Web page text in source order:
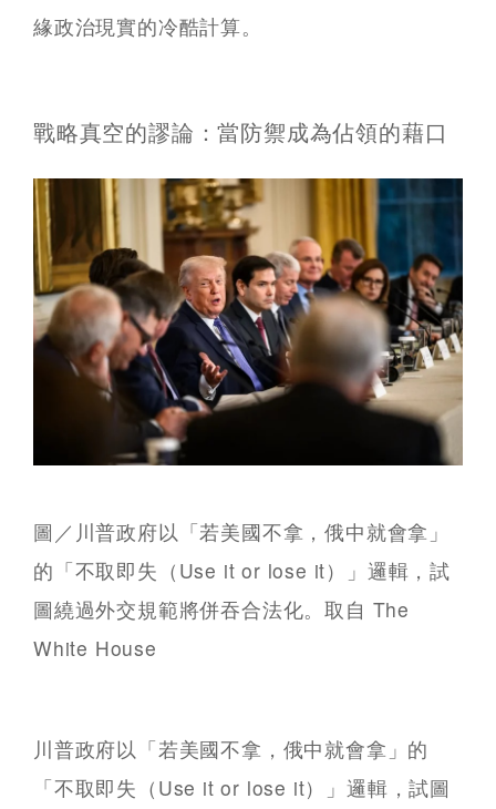
緣政治現實的冷酷計算。
戰略真空的謬論：當防禦成為佔領的藉口
圖／川普政府以「若美國不拿，俄中就會拿」
的「不取即失（Use it or lose it）」邏輯，試
圖繞過外交規範將併吞合法化。取自 The
White House
川普政府以「若美國不拿，俄中就會拿」的
「不取即失（Use it or lose it）」邏輯，試圖